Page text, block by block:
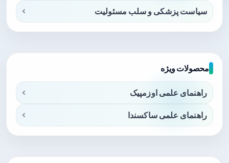
سیاست پزشکی و سلب مسئولیت
محصولات ویژه
راهنمای علمی اوزمپیک
راهنمای علمی ساکسندا